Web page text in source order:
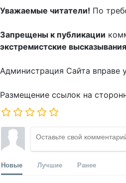
Уважаемые читатели! По
Запрещены к публикации
экстремистские
Администрация Сайта вправе
Размещение ссылок на
Новые Лучшие Ранее